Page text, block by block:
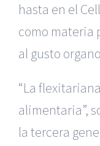
hasta en el
como materia
al gusto
“La
alimentaria”,
la tercera